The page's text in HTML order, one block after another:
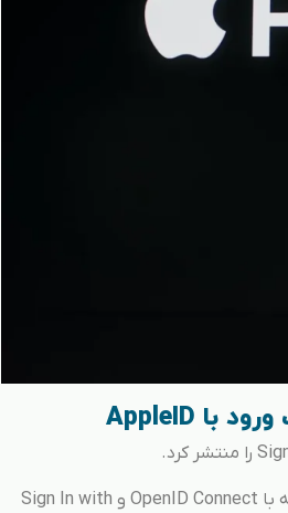
این تفاوتها باعث بوجودآمدن فشار غیرضروری روی توسعه‌دهندگانی که با OpenID Connect و Sign In with